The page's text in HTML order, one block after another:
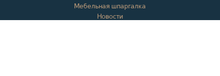
Мебельная шпаргалка
Новости